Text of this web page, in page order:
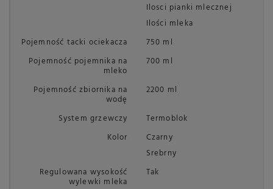
Ilosci pianki mlecznej
Ilości mleka
Pojemność tacki ociekacza
750 ml
Pojemność pojemnika na
mleko
700 ml
Pojemność zbiornika na
wodę
2200 ml
System grzewczy
Termoblok
Kolor
Czarny
Srebrny
Regulowana wysokość
wylewki mleka
Tak